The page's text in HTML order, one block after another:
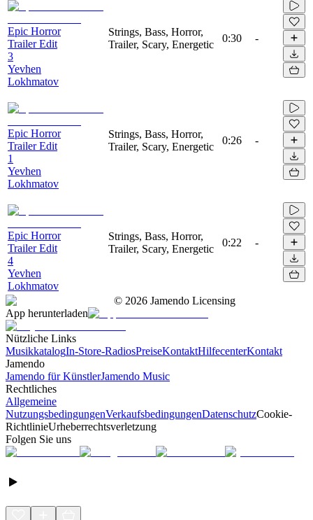
Epic Horror
Trailer Edit
3
Yevhen
Lokhmatov
Strings, Bass, Horror,
Trailer, Scary, Energetic
0:30 -
Epic Horror
Trailer Edit
1
Yevhen
Lokhmatov
Strings, Bass, Horror,
Trailer, Scary, Energetic
0:26 -
Epic Horror
Trailer Edit
4
Yevhen
Lokhmatov
Strings, Bass, Horror,
Trailer, Scary, Energetic
0:22 -
© 2026 Jamendo Licensing
App herunterladen
Nützliche Links
MusikkatalogIn-Store-RadiosPreiseKontaktHilfecenterKontakt
Jamendo
Jamendo für KünstlerJamendo Music
Rechtliches
Allgemeine
NutzungsbedingungenVerkaufsbedingungenDatenschutzCookie-
RichtlinieUrheberrechtsverletzung
Folgen Sie uns